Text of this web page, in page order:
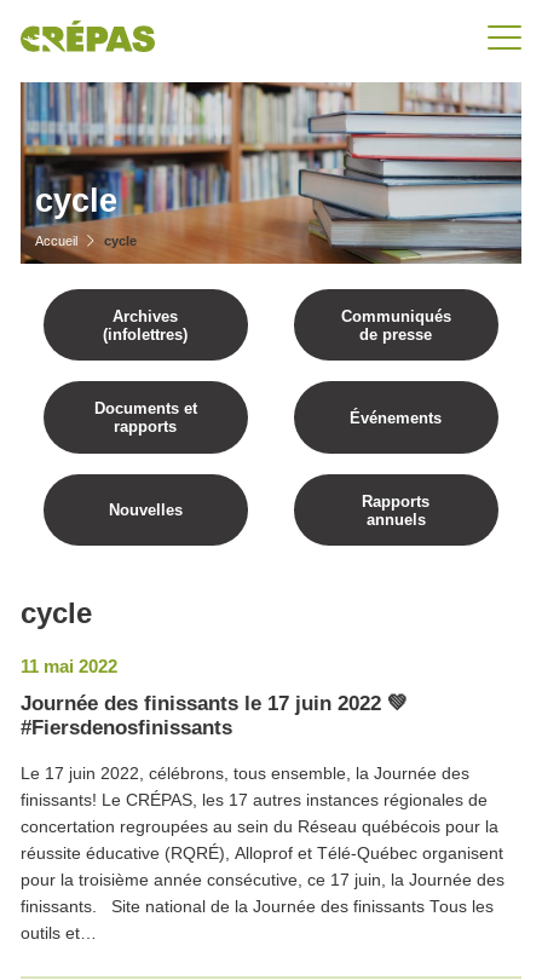
cycle
Accueil cycle
Archives
(infolettres)
Communiqués
de presse
Documents et
rapports
Événements
Nouvelles
Rapports
annuels
cycle
11 mai 2022
Journée des finissants le 17 juin 2022 💚
#Fiersdenosfinissants
Le 17 juin 2022, célébrons, tous ensemble, la Journée des
finissants! Le CRÉPAS, les 17 autres instances régionales de
concertation regroupées au sein du Réseau québécois pour la
réussite éducative (RQRÉ), Alloprof et Télé-Québec organisent
pour la troisième année consécutive, ce 17 juin, la Journée des
finissants. Site national de la Journée des finissants Tous les
outils et…